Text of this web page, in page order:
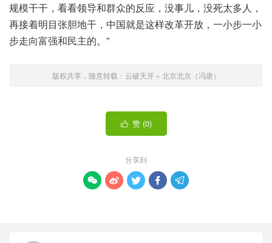
规模干干，看看领导和群众的反应，没事儿，没死太多人，
再接着明目张胆地干，中国就是这样改革开放，一小步一小
步走向富强和民主的。”
版权共享，随意转载： 云破天开» 北京北京（冯唐）
 赞 (0)
分享到
    